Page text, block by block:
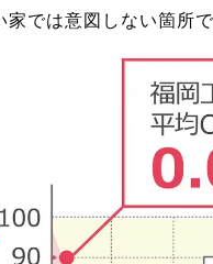
では意図しない箇所